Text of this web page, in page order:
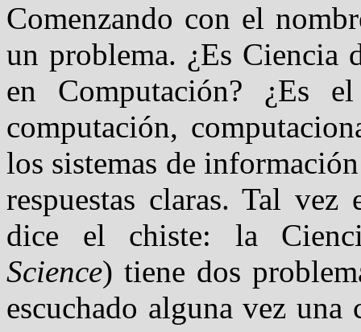
Comenzando con el
un problema. ¿Es Ciencia
en Computación? ¿Es
computación,
los sistemas de
respuestas claras. Tal
dice el chiste: la
Science) tiene dos
escuchado alguna vez